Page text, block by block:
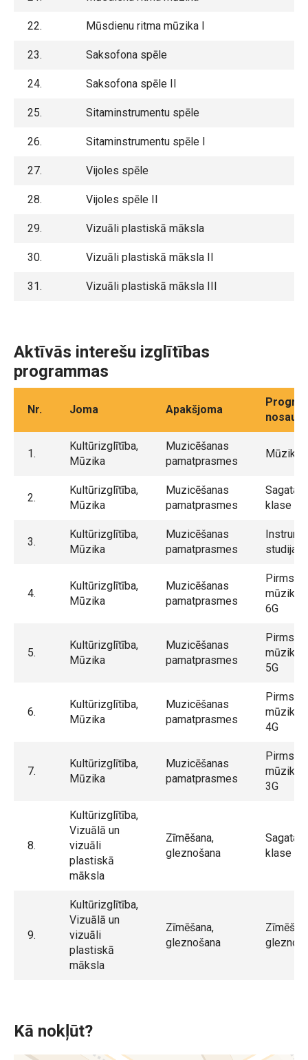
22. Mūsdienu ritma mūzika I
23. Saksofona spēle
24. Saksofona spēle II
25. Sitaminstrumentu spēle
26. Sitaminstrumentu spēle I
27. Vijoles spēle
28. Vijoles spēle II
29. Vizuāli plastiskā māksla
30. Vizuāli plastiskā māksla II
31. Vizuāli plastiskā māksla III
Aktīvās interešu izglītības
programmas
Nr. Joma Apakšjoma
1.
Kultūrizglītība,
Mūzika
Muzicēšanas
pamatprasmes
2.
Kultūrizglītība,
Mūzika
Muzicēšanas
pamatprasmes
klase
3.
Kultūrizglītība,
Mūzika
Muzicēšanas
pamatprasmes
studija
4.
Kultūrizglītība,
Mūzika
Muzicēšanas
pamatprasmes
6G
5.
Kultūrizglītība,
Mūzika
Muzicēšanas
pamatprasmes
5G
6.
Kultūrizglītība,
Mūzika
Muzicēšanas
pamatprasmes
4G
7.
Kultūrizglītība,
Mūzika
Muzicēšanas
pamatprasmes
3G
8.
Kultūrizglītība,
Vizuālā un
vizuāli
plastiskā
māksla
Zīmēšana,
gleznošana
klase
9.
Kultūrizglītība,
Vizuālā un
vizuāli
plastiskā
māksla
Zīmēšana,
gleznošana
Kā nokļūt?